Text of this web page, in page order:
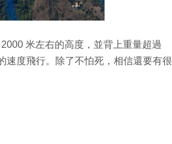
米左右的高度，並背上重量超過
速度飛行。除了不怕死，相信還要有很